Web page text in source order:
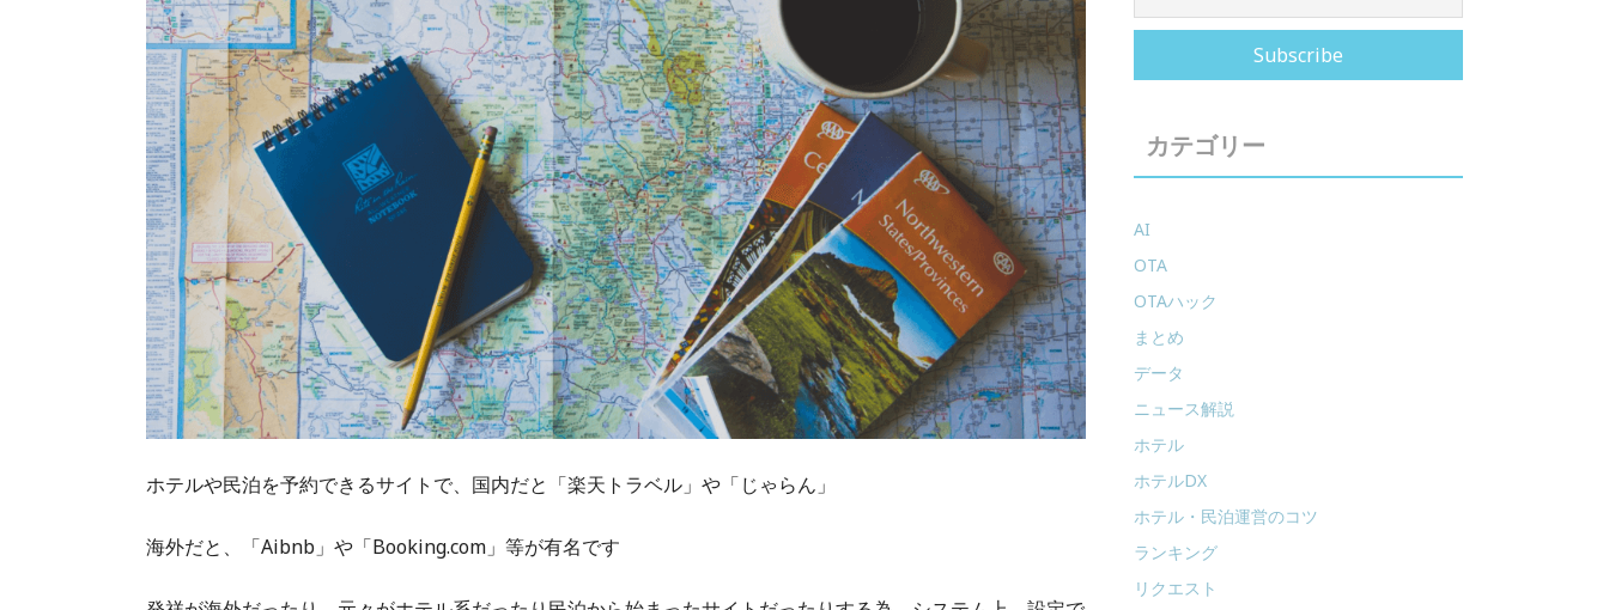
ホテルや民泊を予約できるサイトで、国内だと「楽天トラベル」や「じゃらん」
海外だと、「Aibnb」や「Booking.com」等が有名です
カテゴリー
AI
OTA
OTAハック
まとめ
データ
ニュース解説
ホテル
ホテルDX
ホテル・民泊運営のコツ
ランキング
リクエスト